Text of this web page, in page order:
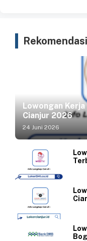
Rekomendasi
Lowongan
Cianjur 2026
24 Juni 2026